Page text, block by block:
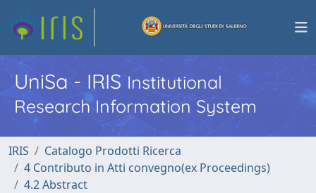
UniSa - IRISInstitutional
Research Information System
IRIS
Catalogo Prodotti Ricerca
4 Contributo in Atti convegno(ex Proceedings)
4.2 Abstract